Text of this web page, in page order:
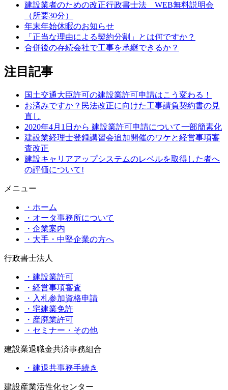
ン
建設業者のための改正行政書士法 WEB無料説明会
（所要30分）
年末年始休暇のお知らせ
「正当な理由による契約分割」とは何ですか？
合併後の存続会社で工事を承継できるか？
注目記事
国土交通大臣許可の建設業許可申請はこう変わる！
お済みですか？民法改正に向けた工事請負契約書の見
直し
2020年4月1日から 建設業許可申請について一部簡素化
建設業経理士登録講習会追加開催のワケと経営事項審
査改正
建設キャリアアップシステムのレベルを取得した者へ
の評価について!
メニュー
・ホーム
・オータ事務所について
・企業案内
・大手・中堅企業の方へ
行政書士法人
・建設業許可
・経営事項審査
・入札参加資格申請
・宅建業免許
・産廃業許可
・セミナー・その他
建設業退職金共済事務組合
・建退共事務手続き
建設産業活性化センター